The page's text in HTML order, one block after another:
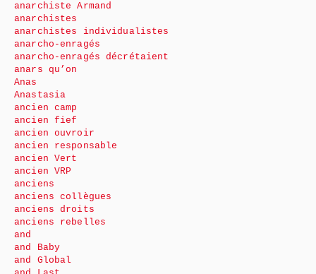
anarchiste Armand
anarchistes
anarchistes individualistes
anarcho-enragés
anarcho-enragés décrétaient
anars qu’on
Anas
Anastasia
ancien camp
ancien fief
ancien ouvroir
ancien responsable
ancien Vert
ancien VRP
anciens
anciens collègues
anciens droits
anciens rebelles
and
and Baby
and Global